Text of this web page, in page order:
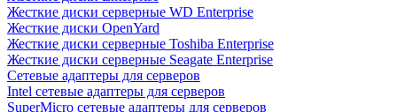
Жесткие диски серверные WD Enterprise
Жесткие диски OpenYard
Жесткие диски серверные Toshiba Enterprise
Жесткие диски серверные Seagate Enterprise
Сетевые адаптеры для серверов
Intel сетевые адаптеры для серверов
SuperMicro сетевые адаптеры для серверов